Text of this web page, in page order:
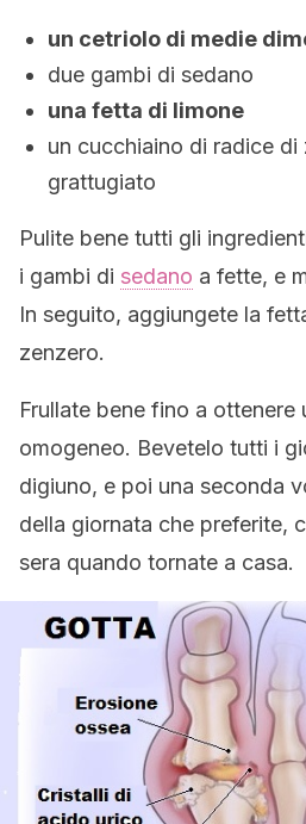
un cetriolo di medie
due gambi di sedano
una fetta di limone
un cucchiaino di radice di
grattugiato
Pulite bene tutti gli
i gambi di sedano a fette, e
In seguito, aggiungete la
zenzero.
Frullate bene fino a ottenere
omogeneo. Bevetelo tutti i
digiuno, e poi una seconda
della giornata che preferite,
sera quando tornate a casa.